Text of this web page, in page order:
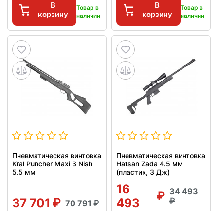
В
корзину
Товар в
наличии
В
корзину
Товар в
наличии
Пневматическая винтовка
Kral Puncher Maxi 3 Nish
5.5 мм
37 701 70 791
Пневматическая винтовка
Hatsan Zada 4.5 мм
(пластик, 3 Дж)
16
493
34 493